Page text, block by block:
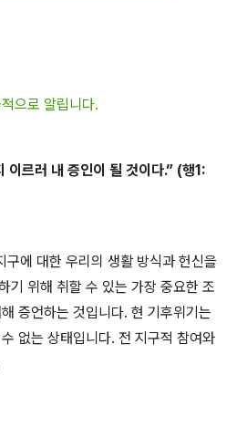
으로 알립니다.
이르러 내 증인이 될 것이다.” (행1:
구에 대한 우리의 생활 방식과 헌신을
기 위해 취할 수 있는 가장 중요한 조
증언하는 것입니다. 현 기후위기는
없는 상태입니다. 전 지구적 참여와